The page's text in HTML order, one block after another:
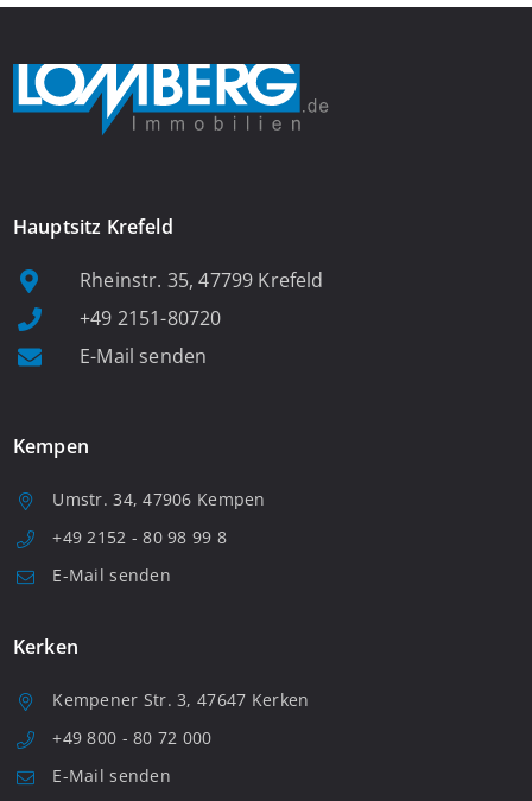
Hauptsitz Krefeld
Rheinstr. 35, 47799 Krefeld
+49 2151-80720
E-Mail senden
Kempen
Umstr. 34, 47906 Kempen
+49 2152 - 80 98 99 8
E-Mail senden
Kerken
Kempener Str. 3, 47647 Kerken
+49 800 - 80 72 000
E-Mail senden